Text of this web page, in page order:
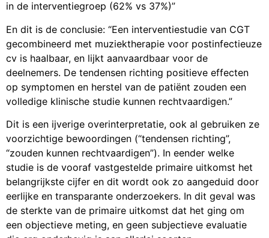
in de interventiegroep (62% vs 37%)”
En dit is de conclusie: “Een interventiestudie van CGT
gecombineerd met muziektherapie voor postinfectieuze
cv is haalbaar, en lijkt aanvaardbaar voor de
deelnemers. De tendensen richting positieve effecten
op symptomen en herstel van de patiënt zouden een
volledige klinische studie kunnen rechtvaardigen.”
Dit is een ijverige overinterpretatie, ook al gebruiken ze
voorzichtige bewoordingen (“tendensen richting”,
“zouden kunnen rechtvaardigen”). In eender welke
studie is de vooraf vastgestelde primaire uitkomst het
belangrijkste cijfer en dit wordt ook zo aangeduid door
eerlijke en transparante onderzoekers. In dit geval was
de sterkte van de primaire uitkomst dat het ging om
een objectieve meting, en geen subjectieve evaluatie